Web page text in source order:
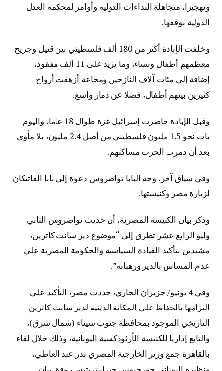
وتهجيرا، متجاهلة النداءات الدولية وأوامر لمحكمة العدل
الدولية بوقفها.
وخلفت الإبادة أكثر من 180 ألف فلسطيني بين قتيل وجريح
معظمهم أطفال ونساء، وما يزيد على 11 ألف مفقود،
إضافة إلى مئات آلاف النازحين ومجاعة أزهقت أرواح
كثيرين بينهم أطفال، فضلا عن دمار واسع.
وقبل الإبادة حاصرت إسرائيل غزة طوال 18 عاما، واليوم
بات نحو 1.5 مليون فلسطيني من أصل 2.4 مليون، بلا مأوى
بعد أن دمرت الحرب مساكنهم.
وفي سياق آخر، وجه البابا تواضروس دعوة إلى بابا الفاتيكان
لزيارة مصر وكنيستها.
وذكر بيان الكنيسة المصرية، أن حديث تواضروس الثاني
وليو الرابع عشر تطرق إلى “موضوع دير سانت كاترين،
مشيدين بتأكيد القيادة السياسية والحكومة المصرية على
عدم المساس بالدير ورهبانه”.
وفي 4 يونيو/ حزيران الجاري، جددت مصر، التأكيد على
التزامها بالحفاظ على المكانة الدينية لدير سانت كاترين
التاريخي الموجود بمحافظة جنوب سيناء (شمال شرق)،
والتابع إداريا للكنيسة الأرثوذكسية اليونانية، وذلك خلال لقاء
بالقاهرة جمع وزير الخارجية المصري بدر عبد العاطي،